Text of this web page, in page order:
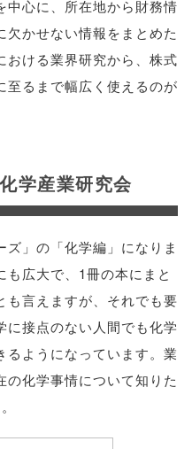
中心に、所在地から財務情
かせない情報をまとめた
おける業界研究から、株式
至るまで幅広く使えるのが
学産業研究会
」の「化学編」になりま
広大で、1冊の本にまと
も言えますが、それでも要
に接点のない人間でも化学
ようになっています。業
化学事情について知りた